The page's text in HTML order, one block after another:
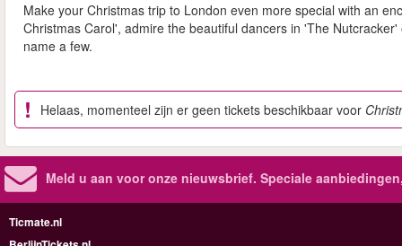
Make your Christmas trip to London even more special with an
Christmas Carol', admire the beautiful dancers in 'The
name a few.
Helaas, momenteel zijn er geen tickets beschikbaar voor
Meld u aan voor onze nieuwsbrief. Speciale
Ticmate.nl